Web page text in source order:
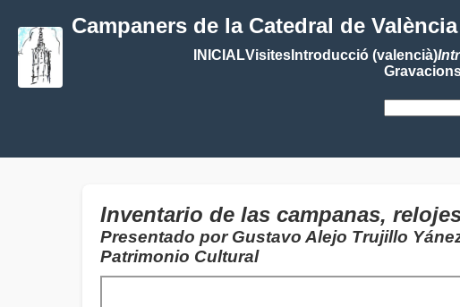
Campaners de la Catedral de València
INICIALVisitesIntroducció (valencià)
Inventario de las campanas,
Presentado por Gustavo Alejo Trujillo
Patrimonio Cultural